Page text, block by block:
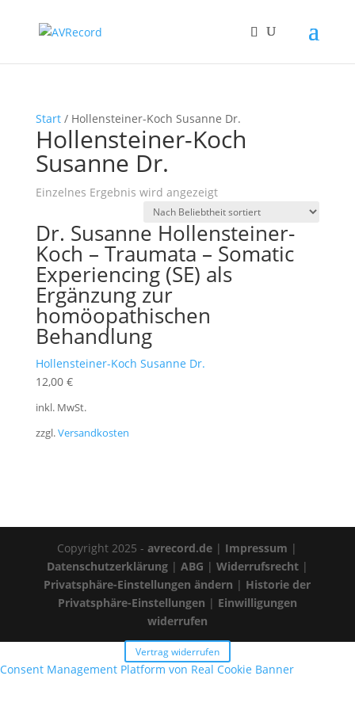
Start/ Hollensteiner-Koch Susanne Dr.
Hollensteiner-Koch
Susanne Dr.
Einzelnes Ergebnis wird angezeigt
Dr. Susanne Hollensteiner-
Koch – Traumata – Somatic
Experiencing (SE) als
Ergänzung zur
homöopathischen
Behandlung
Hollensteiner-Koch Susanne Dr.
12,00 €
inkl. MwSt.
zzgl.Versandkosten
Copyright 2025 -avrecord.de | Impressum |
Datenschutzerklärung| ABG | Widerrufsrecht|
Privatsphäre-Einstellungen ändern | Historie der
Privatsphäre-Einstellungen | Einwilligungen
widerrufen
Vertrag widerrufen
Consent Management Platform von Real Cookie Banner